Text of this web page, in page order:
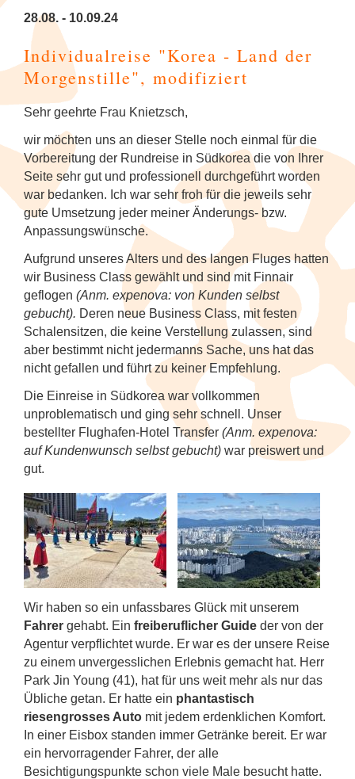
28.08. - 10.09.24
Individualreise "Korea - Land der
Morgenstille", modifiziert
Sehr geehrte Frau Knietzsch,
wir möchten uns an dieser Stelle noch einmal für die
Vorbereitung der Rundreise in Südkorea die von Ihrer
Seite sehr gut und professionell durchgeführt worden
war bedanken. Ich war sehr froh für die jeweils sehr
gute Umsetzung jeder meiner Änderungs- bzw.
Anpassungswünsche.
Aufgrund unseres Alters und des langen Fluges hatten
wir Business Class gewählt und sind mit Finnair
geflogen (Anm. expenova: von Kunden selbst
gebucht). Deren neue Business Class, mit festen
Schalensitzen, die keine Verstellung zulassen, sind
aber bestimmt nicht jedermanns Sache, uns hat das
nicht gefallen und führt zu keiner Empfehlung.
Die Einreise in Südkorea war vollkommen
unproblematisch und ging sehr schnell. Unser
bestellter Flughafen-Hotel Transfer (Anm. expenova:
auf Kundenwunsch selbst gebucht) war preiswert und
gut.
Wir haben so ein unfassbares Glück mit unserem
Fahrer gehabt. Ein freiberuflicher Guide der von der
Agentur verpflichtet wurde. Er war es der unsere Reise
zu einem unvergesslichen Erlebnis gemacht hat. Herr
Park Jin Young (41), hat für uns weit mehr als nur das
Übliche getan. Er hatte ein phantastisch
riesengrosses Auto mit jedem erdenklichen Komfort.
In einer Eisbox standen immer Getränke bereit. Er war
ein hervorragender Fahrer, der alle
Besichtigungspunkte schon viele Male besucht hatte.
Laos
Myanmar (Burma) 5
Sri Lanka 4
Südkorea 4
Vietnam 5
Kunst & Handwerk
Luxusreisen 7
Schiffsreisen und Fluss-
Kreuzfahrten
Spirituelle Reisen 4
Tee & Gewürze 4
Zugreisen
Wellness & Entspannung auf Sri Lanka
Familienreise Thailand
Kandy Esala Perahera Sri Lanka
NEU: Schlemmerreise Thailand
Thailand: Streetfood, Rooftops und Flip-
Flops
Vietnam für Geniesser
NEU: Traumhaftes Thailand
durchs Mekong-Delta
NEU: Flusskreuzfahrt mit der RV River
Kwai
Hausboot-Kreuzfahrt auf den
Backwaters
Flusskreuzfahrt auf dem Brahmaputra